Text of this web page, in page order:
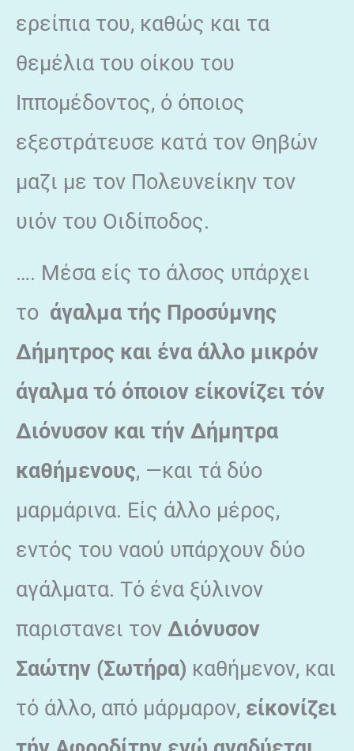
ερείπια του, καθώς και τα
θεμέλια του οίκου του
Ιππομέδοντος, ό όποιος
εξεστράτευσε κατά τον Θηβών
μαζι με τον Πολευνείκην τον
υιόν του Οιδίποδος.
…. Μέσα είς το άλσος υπάρχει
το άγαλμα τής Προσύμνης
Δήμητρος και ένα άλλο μικρόν
άγαλμα τό όποιον είκονίζει τόν
Διόνυσον και τήν Δήμητρα
καθήμενους, —και τά δύο
μαρμάρινα. Είς άλλο μέρος,
εντός του ναού υπάρχουν δύο
αγάλματα. Τό ένα ξύλινον
παριστανει τον Διόνυσον
Σαώτην (Σωτήρα) καθήμενον, και
τό άλλο, από μάρμαρον, είκονίζει